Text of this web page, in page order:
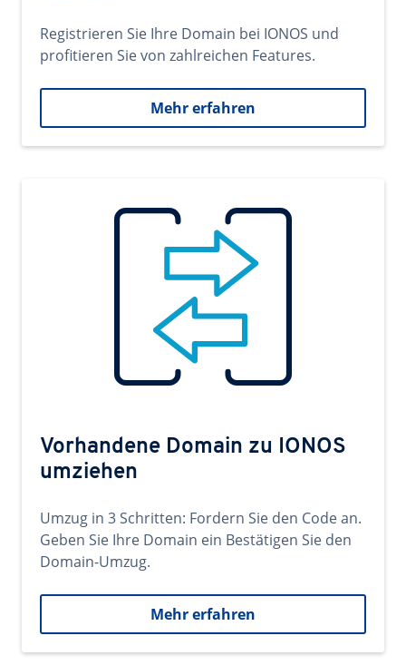
Registrieren Sie Ihre Domain bei IONOS und
profitieren Sie von zahlreichen Features.
Mehr erfahren
Vorhandene Domain zu IONOS
umziehen
Umzug in 3 Schritten: Fordern Sie den Code an.
Geben Sie Ihre Domain ein Bestätigen Sie den
Domain-Umzug.
Mehr erfahren